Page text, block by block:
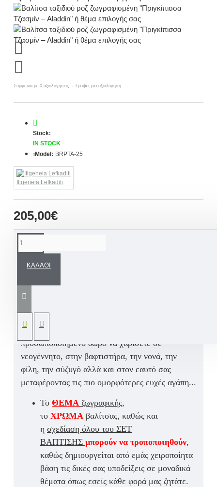
Σύμφωνα με 0 αξιολογήσεις. - Γράψτε μια αξιολόγηση
205,00€
Stock:
IN STOCK
Model: BRPTA-25
Ifigeneia Lefkaditi
ΚΑΛΆΘΙ
παραμυθένια βαλίτσα ταξιδιού με χειροποίητη
όνομα παιδιού.
προσωποποιημένο δώρο να χαρίσετε σε
νεογέννητο, στην βαφτιστήρα, την νονά, την
φίλη, την σύζυγό αλλά και στον εαυτό σας
μεταφέροντας τις πιο ομορφότερες ευχές αγάπη...
Το ΘΕΜΑ ζωγραφικής,
το ΧΡΩΜΑ βαλίτσας, καθώς και
η σχεδίαση όλου του ΣΕΤ
ΒΑΠΤΙΣΗΣ μπορούν να τροποποιηθούν,
καθώς δημιουργείται από εμάς χειροποίητα
βάση τις δικές σας υποδείξεις σε μοναδικά
θέματα όπως εσείς κάθε φορά μας ζητάτε.